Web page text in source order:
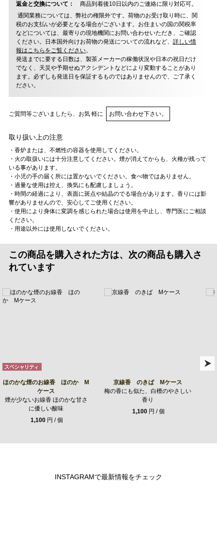
返金と交換について：
商品到着後10日以内のご連絡に限り対応可。
通関業務については、弊社の権限外です。荷物のお受け取り時に、関
税のお支払いが必要となる場合がございます。お住まいの国の関税率
などについては、最寄りの現地機関にお問い合わせいただき、ご確認
ください。日本国外向けお荷物の発送についての流れなど、 詳しい情
報はこちらをご覧ください。
発送までに要する日数は、製茶メーカーの稼働状況や日本の祝日だけ
でなく、天災や予期せぬアクシデントなどにより変動することがあり
ます。必ずしも発送日を保証するものではありませんので、ご了承く
ださい。
ご質問等ございましたら、お気 軽に お問い合わせ下さい。
取り扱い上の注意
・香炉または、不燃性の容器を使用してください。
・火の取扱いには十分注意してください。煙が消えてからも、火種が残って
いる事があります。
・小児の手の届く所には置かないでください。食べ物ではありません。
・過量な使用は控え、換気にも配慮しましょう。
・時間の経過により、表面に斑点や結晶のでる場合があります。香りには影
響がありませんので、安心してご使用ください。
・使用により身体に変調を感じられた場合は使用を中止し、専門医にご相談
ください。
・用途以外には使用しないでください。
この商品を購入された方は、次の商品も購入さ
れています
ほのかな煙のお線香 ほのか M
ケース
煙が少ないお線香 ほのかな甘さ
に優しい酸味
1,100円 / 個
京線香 のきば Mケース
梅の香にも似た、白檀のやさしい
香り
1,100円 / 個
INSTAGRAMで最新情報をチェック